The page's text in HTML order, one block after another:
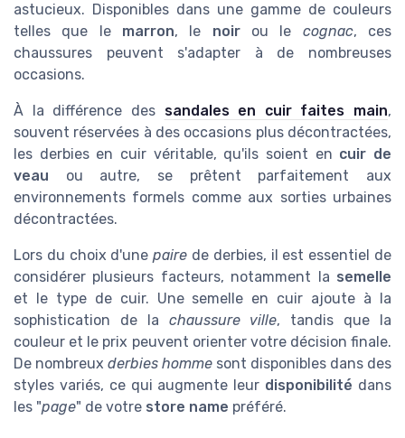
astucieux. Disponibles dans une gamme de couleurs
telles que le marron, le noirou le cognac, ces
chaussures peuvent s'adapter à de nombreuses
occasions.
À la différence des sandales en cuir faites main,
souvent réservées à des occasions plus décontractées,
les derbies en cuir véritable, qu'ils soient en cuir de
veau ou autre, se prêtent parfaitement aux
environnements formels comme aux sorties urbaines
décontractées.
Lors du choix d'unepaire de derbies, il est essentiel de
considérer plusieurs facteurs, notamment la semelle
et le type de cuir. Une semelle en cuir ajoute à la
sophistication de la chaussure ville, tandis que la
couleur et le prix peuvent orienter votre décision finale.
De nombreux derbies homme sont disponibles dans des
styles variés, ce qui augmente leur disponibilité dans
les "page" de votre store name préféré.